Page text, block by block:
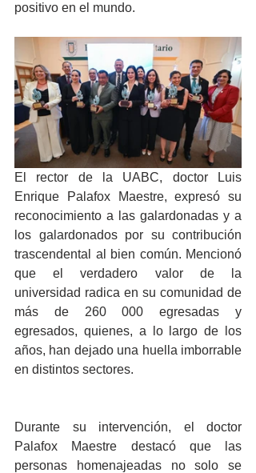
positivo en el mundo.
El rector de la UABC, doctor Luis
Enrique Palafox Maestre, expresó su
reconocimiento a las galardonadas y a
los galardonados por su contribución
trascendental al bien común. Mencionó
que el verdadero valor de la
universidad radica en su comunidad de
más de 260 000 egresadas y
egresados, quienes, a lo largo de los
años, han dejado una huella imborrable
en distintos sectores.
Durante su intervención, el doctor
Palafox Maestre destacó que las
personas homenajeadas no solo se